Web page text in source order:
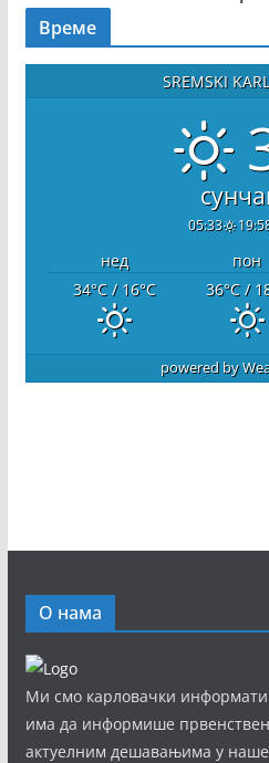
Време
SREMSKI
05:33
нед пон
34°C/ 16°C 36°C/
powered by
О нама
Ми смо карловачки
има да информише
актуелним дешавањима у